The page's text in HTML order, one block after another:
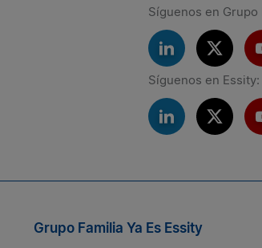
Síguenos en Grupo
Síguenos en Essity:
Grupo Familia Ya Es Essity